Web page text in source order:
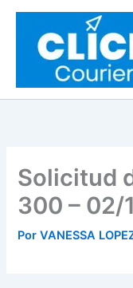
contenido
Solicitud
300 – 02/
PorVANESSA